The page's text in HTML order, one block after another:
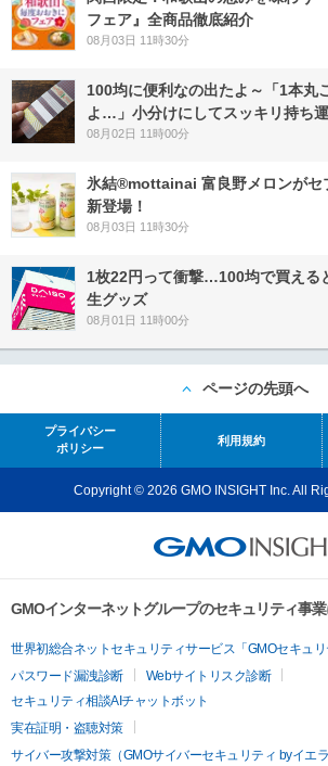
フェア』全商品徹底紹介
08月03日 11時30分
100均に便利なの出たよ～「1本丸
よ…」小分けにしてスッキリ持ち
08月02日 11時00分
氷結®mottainai 富良野メロンがセ
新登場！
08月03日 11時30分
1枚22円って衝撃…100均で買える
生グッズ
08月01日 11時00分
ページの先頭へ
プライバシー
ポリシー
利用規約
Copyright © 2026 GMO INSIGHT Inc. All
GMOインターネットグループのセキュリティ事
世界初総合ネットセキュリティサービス「GMOセキュリ
パスワード漏洩診断
Webサイトリスク診断
セキュリティ相談AIチャットボット
実在証明・盗聴対策
サイバー攻撃対策（GMOサイバーセキュリティ byイエラ